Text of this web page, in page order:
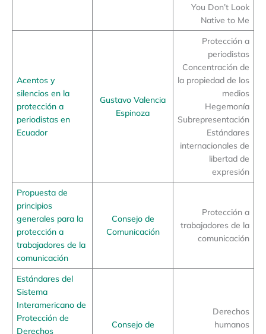
You Don’t Look
Native to Me
Acentos y
silencios en la
protección a
periodistas en
Ecuador
Gustavo Valencia
Espinoza
Protección a
periodistas
Concentración de
la propiedad de los
medios
Hegemonía
Subrepresentación
Estándares
internacionales de
libertad de
expresión
Propuesta de
principios
generales para la
protección a
trabajadores de la
comunicación
Consejo de
Comunicación
Protección a
trabajadores de la
comunicación
Estándares del
Sistema
Interamericano de
Protección de
Derechos
Consejo de
Derechos
humanos